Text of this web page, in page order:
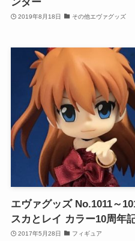
2019年8月18日 その他エヴァグッズ
エヴァグッズ No.1011～
スカとレイ カラー10周年
2017年5月28日 フィギュア